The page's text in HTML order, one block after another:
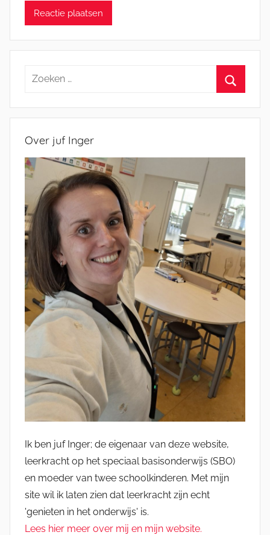
Zoeken
Over juf Inger
Ik ben juf Inger; de eigenaar van deze website,
leerkracht op het speciaal basisonderwijs (SBO)
en moeder van twee schoolkinderen. Met mijn
site wil ik laten zien dat leerkracht zijn echt
'genieten in het onderwijs' is.
Lees hier meer over mij en mijn website.